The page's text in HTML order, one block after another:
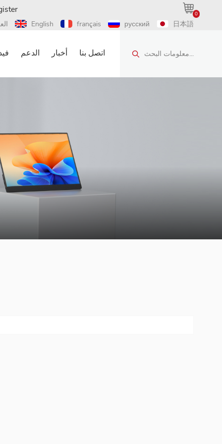
0
English français русский 日本語
معلومات البحث... الدعم أخبار اتصل بنا